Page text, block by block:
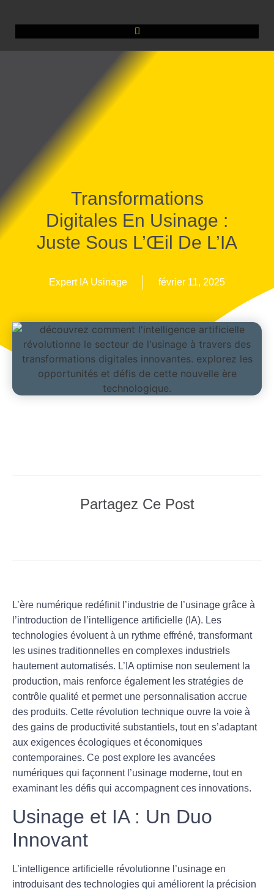
Transformations
Digitales En Usinage :
Juste Sous L’Œil De L’IA
Expert IA Usinage février 11, 2025
Partagez Ce Post
L’ère numérique redéfinit l’industrie de l’usinage grâce à
l’introduction de l’intelligence artificielle (IA). Les
technologies évoluent à un rythme effréné, transformant
les usines traditionnelles en complexes industriels
hautement automatisés. L’IA optimise non seulement la
production, mais renforce également les stratégies de
contrôle qualité et permet une personnalisation accrue
des produits. Cette révolution technique ouvre la voie à
des gains de productivité substantiels, tout en s’adaptant
aux exigences écologiques et économiques
contemporaines. Ce post explore les avancées
numériques qui façonnent l’usinage moderne, tout en
examinant les défis qui accompagnent ces innovations.
Usinage et IA : Un Duo
Innovant
L’intelligence artificielle révolutionne l’usinage en
introduisant des technologies qui améliorent la précision